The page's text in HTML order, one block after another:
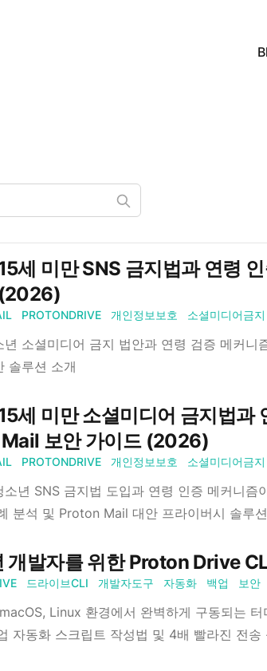
세 미만 SNS 금지법과 연령
PROTONDRIVE 개인정보보호 소셜미디어금지
년 소셜미디어 금지 법안과 연령 검증 메커
솔루션 소개
세 미만 소셜미디어 금지법과
보안 가이드 (2026)
PROTONDRIVE 개인정보보호 소셜미디어금지
소년 SNS 금지법 도입과 연령 인증 메커니
분석 및 Proton Mail 대안 프라이버시 솔루션
발자를 위한 Proton Drive
드라이브CLI 개발자도구 자동화 백업 보안
Linux 환경에서 완벽하게 구동되는
자동화 스크립트 작성법 및 4배 빨라진 전송